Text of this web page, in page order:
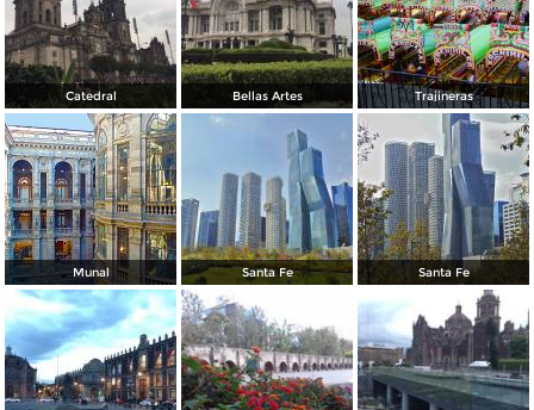
Catedral Bellas Artes Trajineras
Munal Santa Fe Santa Fe